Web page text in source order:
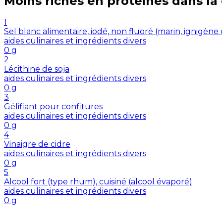
1
Sel blanc alimentaire, iodé, non fluoré (marin, ignigène
aides culinaires et ingrédients divers
0 g
2
Lécithine de soja
aides culinaires et ingrédients divers
0 g
3
Gélifiant pour confitures
aides culinaires et ingrédients divers
0 g
4
Vinaigre de cidre
aides culinaires et ingrédients divers
0 g
5
Alcool fort (type rhum), cuisiné (alcool évaporé)
aides culinaires et ingrédients divers
0 g